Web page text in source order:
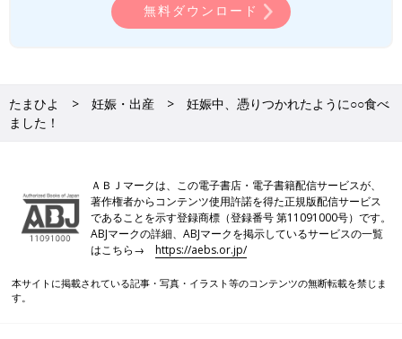
無料ダウンロード
たまひよ 妊娠・出産
妊娠中、憑りつかれたように○○食べ
ました！
ＡＢＪマークは、この電子書店・電子書籍配信サービスが、
著作権者からコンテンツ使用許諾を得た正規版配信サービス
であることを示す登録商標（登録番号 第11091000号）です。
ABJマークの詳細、ABJマークを掲示しているサービスの一覧
はこちら→https://aebs.or.jp/
本サイトに掲載されている記事・写真・イラスト等のコンテンツの無断転載を禁じま
す。